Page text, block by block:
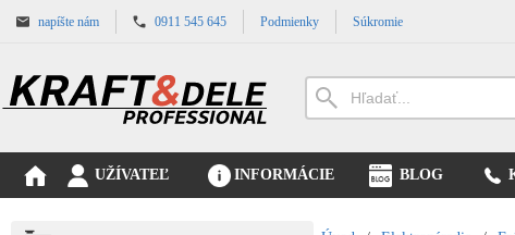
napíšte nám 0911 545 645 Podmienky Súkromie
UŽÍVATEĽ INFORMÁCIE BLOG